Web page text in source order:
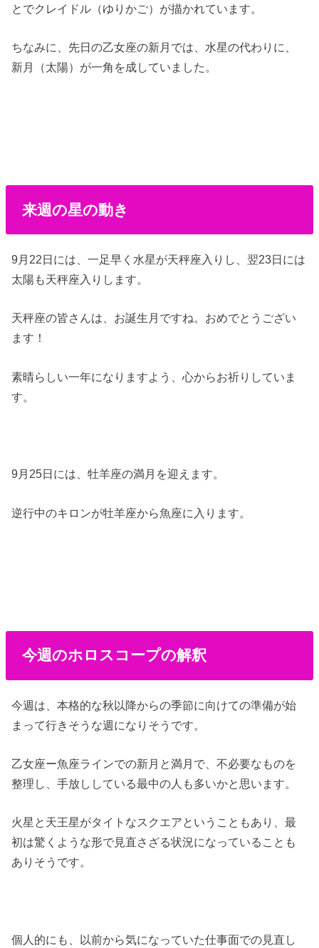
とでクレイドル（ゆりかご）が描かれています。
ちなみに、先日の乙女座の新月では、水星の代わりに、
新月（太陽）が一角を成していました。
来週の星の動き
9月22日には、一足早く水星が天秤座入りし、翌23日には
太陽も天秤座入りします。
天秤座の皆さんは、お誕生月ですね。おめでとうござい
ます！
素晴らしい一年になりますよう、心からお祈りしていま
す。
9月25日には、牡羊座の満月を迎えます。
逆行中のキロンが牡羊座から魚座に入ります。
今週のホロスコープの解釈
今週は、本格的な秋以降からの季節に向けての準備が始
まって行きそうな週になりそうです。
乙女座ー魚座ラインでの新月と満月で、不必要なものを
整理し、手放ししている最中の人も多いかと思います。
火星と天王星がタイトなスクエアということもあり、最
初は驚くような形で見直さざる状況になっていることも
ありそうです。
個人的にも、以前から気になっていた仕事面での見直し